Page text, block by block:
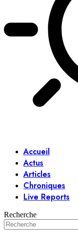
Accueil
Actus
Articles
Chroniques
Live Reports
Recherche